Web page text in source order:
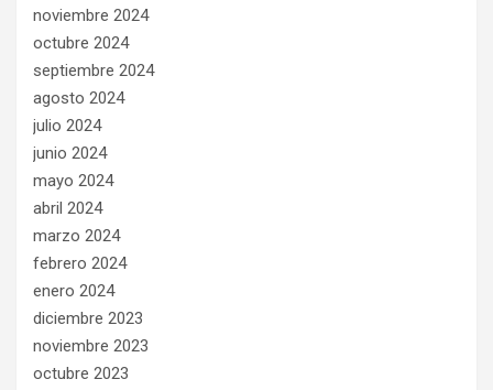
noviembre 2024
octubre 2024
septiembre 2024
agosto 2024
julio 2024
junio 2024
mayo 2024
abril 2024
marzo 2024
febrero 2024
enero 2024
diciembre 2023
noviembre 2023
octubre 2023